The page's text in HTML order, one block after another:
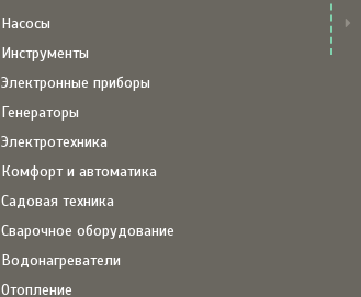
Насосы
Инструменты
Электронные приборы
Генераторы
Электротехника
Комфорт и автоматика
Садовая техника
Сварочное оборудование
Водонагреватели
Отопление